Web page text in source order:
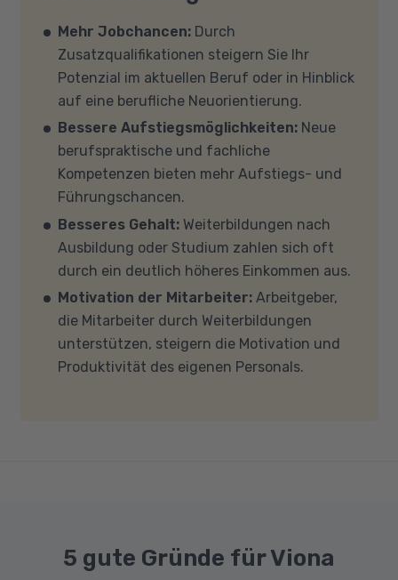
Voraussetzungen für eine Förderung erfüllen?
Auf unserer Info-SeiteWelche Förderung ist
für mich die richtige? stellen wir Ihnen
verschiedene Fördermöglichkeiten vor. Sehr
gerne beraten wir Sie auch in einem
persönlichen Gespräch zu diesem Thema.
Verfügung. Falls Sie von zu Hause aus
teilnehmen (mit Zustimmung Ihres
Kostenträgers), sprechen Sie uns an, in den
meisten Fällen können wir Ihnen Leih-
Equipment zur Verfügung stellen. Sollten Sie
mit Ihren eigenen Geräten am Unterricht
teilnehmen, empfehlen wir PCs oder Laptops
mit Windows 10 oder Windows 11, mindestens 8
GB Arbeitsspeicher (RAM) und einem aktuellen
Mehrkern-Prozessor (CPU). Der Unterricht
findet in Microsoft Teams statt. Bitte achten
Sie darauf, dass Ihre Sicherheitsprogramme
und -einstellungen (Anti-Viren-Programme,
Firewalls etc.) die Verbindung mit MS Teams
nicht blockieren. Bitte beachten Sie außerdem,
dass für eine reibungslose Übertragung eine
Mehr Jobchancen: Durch
Zusatzqualifikationen steigern Sie Ihr
Potenzial im aktuellen Beruf oder in Hinblick
auf eine berufliche Neuorientierung.
Bessere Aufstiegsmöglichkeiten: Neue
berufspraktische und fachliche
Kompetenzen bieten mehr Aufstiegs- und
Führungschancen.
Besseres Gehalt: Weiterbildungen nach
Ausbildung oder Studium zahlen sich oft
durch ein deutlich höheres Einkommen aus.
Motivation der Mitarbeiter: Arbeitgeber,
die Mitarbeiter durch Weiterbildungen
unterstützen, steigern die Motivation und
Produktivität des eigenen Personals.
5 gute Gründe für Viona